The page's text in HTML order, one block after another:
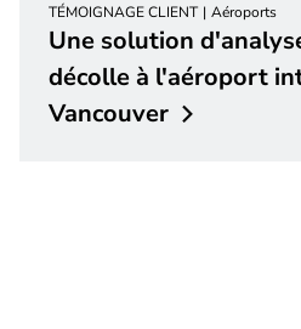
TÉMOIGNAGE CLIENT Aéroports
Une solution
décolle à l'aéroport
Vancouver